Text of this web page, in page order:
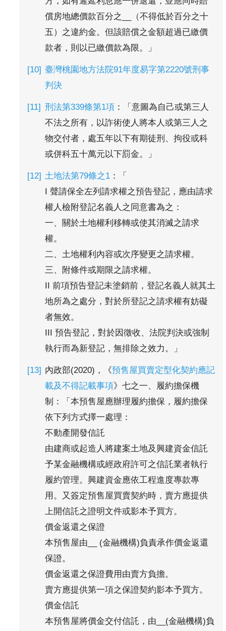
償房地總價款百分之__（不得低於百分之十
五）之違約金。但該賠償之金額超過已繳價
款者，則以已繳價款為限。」
臺灣桃園地方法院91年度易字第2220號刑事
判決
刑法第339條第1項 ：「意圖為自己或第三人
不法之所有，以詐術使人將本人或第三人之
物交付者，處五年以下有期徒刑、拘役或科
或併科五十萬元以下罰金。」
土地法第79條之1 ：「
I 聲請保全左列請求權之預告登記，應由請求
權人檢附登記名義人之同意書為之：
一、關於土地權利移轉或使其消滅之請求
權。
二、土地權利內容或次序變更之請求權。
三、附條件或期限之請求權。
II 前項預告登記未塗銷前，登記名義人就其土
地所為之處分，對於所登記之請求權有妨礙
者無效。
III 預告登記，對於因徵收、法院判決或強制
執行而為新登記，無排除之效力。」
內政部(2020)，《預售屋買賣定型化契約應記
載及不得記載事項》七之一、履約擔保機
制：「本預售屋應辦理履約擔保，履約擔保
依下列方式擇一處理：
不動產開發信託
由建商或起造人將建案土地及興建資金信託
予某金融機構或經政府許可之信託業者執行
履約管理。興建資金應依工程進度專款專
用。又簽定預售屋買賣契約時，賣方應提供
上開信託之證明文件或影本予買方。
價金返還之保證
本預售屋由__ (金融機構)負責承作價金返還
保證。
價金返還之保證費用由賣方負擔。
賣方應提供第一項之保證契約影本予買方。
價金信託
本預售屋將價金交付信託，由__(金融機構)負